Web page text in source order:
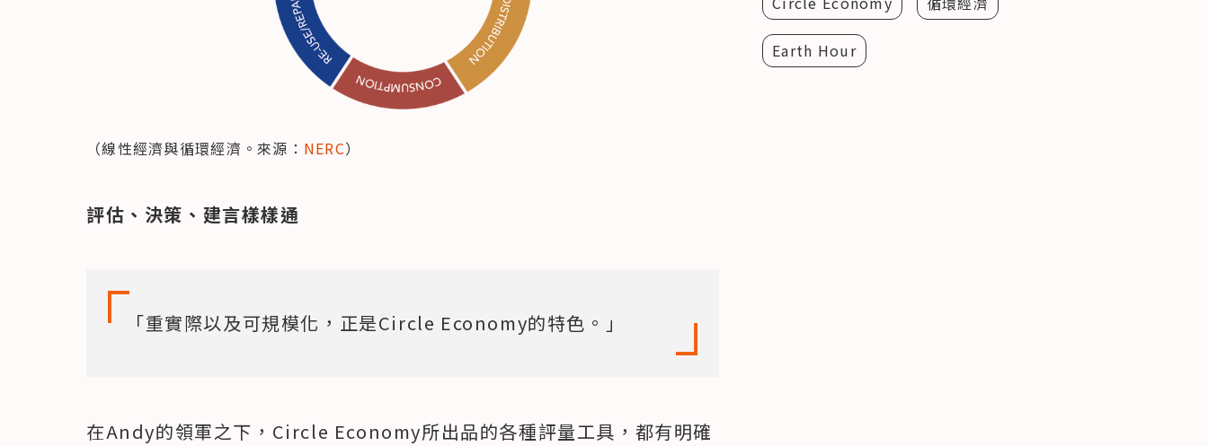
（線性經濟與循環經濟。來源： NERC）
評估、決策、建言樣樣通
「重實際以及可規模化，正是Circle Economy的特色。」
在Andy的領軍之下，Circle Economy所出品的各種評量工具，都有明確
Earth Hour